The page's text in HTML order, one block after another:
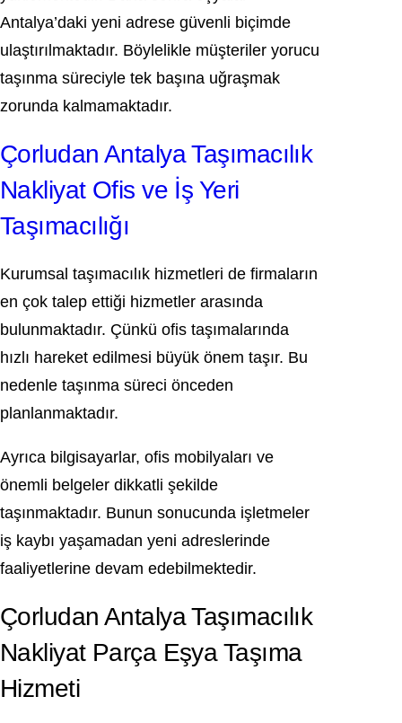
Antalya’daki yeni adrese güvenli biçimde
ulaştırılmaktadır. Böylelikle müşteriler yorucu
taşınma süreciyle tek başına uğraşmak
zorunda kalmamaktadır.
Çorludan Antalya Taşımacılık
Nakliyat Ofis ve İş Yeri
Taşımacılığı
Kurumsal taşımacılık hizmetleri de firmaların
en çok talep ettiği hizmetler arasında
bulunmaktadır. Çünkü ofis taşımalarında
hızlı hareket edilmesi büyük önem taşır. Bu
nedenle taşınma süreci önceden
planlanmaktadır.
Ayrıca bilgisayarlar, ofis mobilyaları ve
önemli belgeler dikkatli şekilde
taşınmaktadır. Bunun sonucunda işletmeler
iş kaybı yaşamadan yeni adreslerinde
faaliyetlerine devam edebilmektedir.
Çorludan Antalya Taşımacılık
Nakliyat Parça Eşya Taşıma
Hizmeti